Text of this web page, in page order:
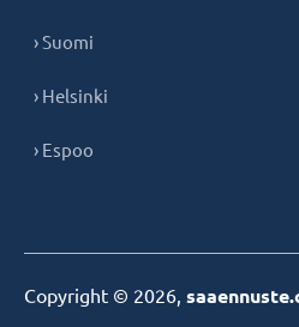
› Suomi
› Helsinki
› Espoo
Copyright © 2026,